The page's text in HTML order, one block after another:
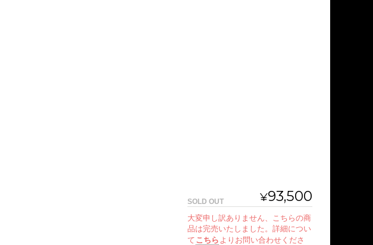
¥93,500
SOLD OUT
大変申し訳ありません、こちらの商
品は完売いたしました。詳細につい
て こちら よりお問い合わせくださ